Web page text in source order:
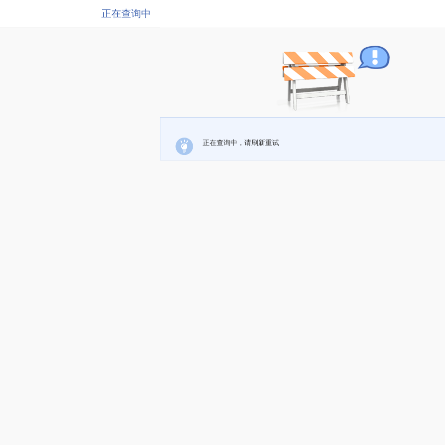
正在查询中
正在查询中，请刷新重试